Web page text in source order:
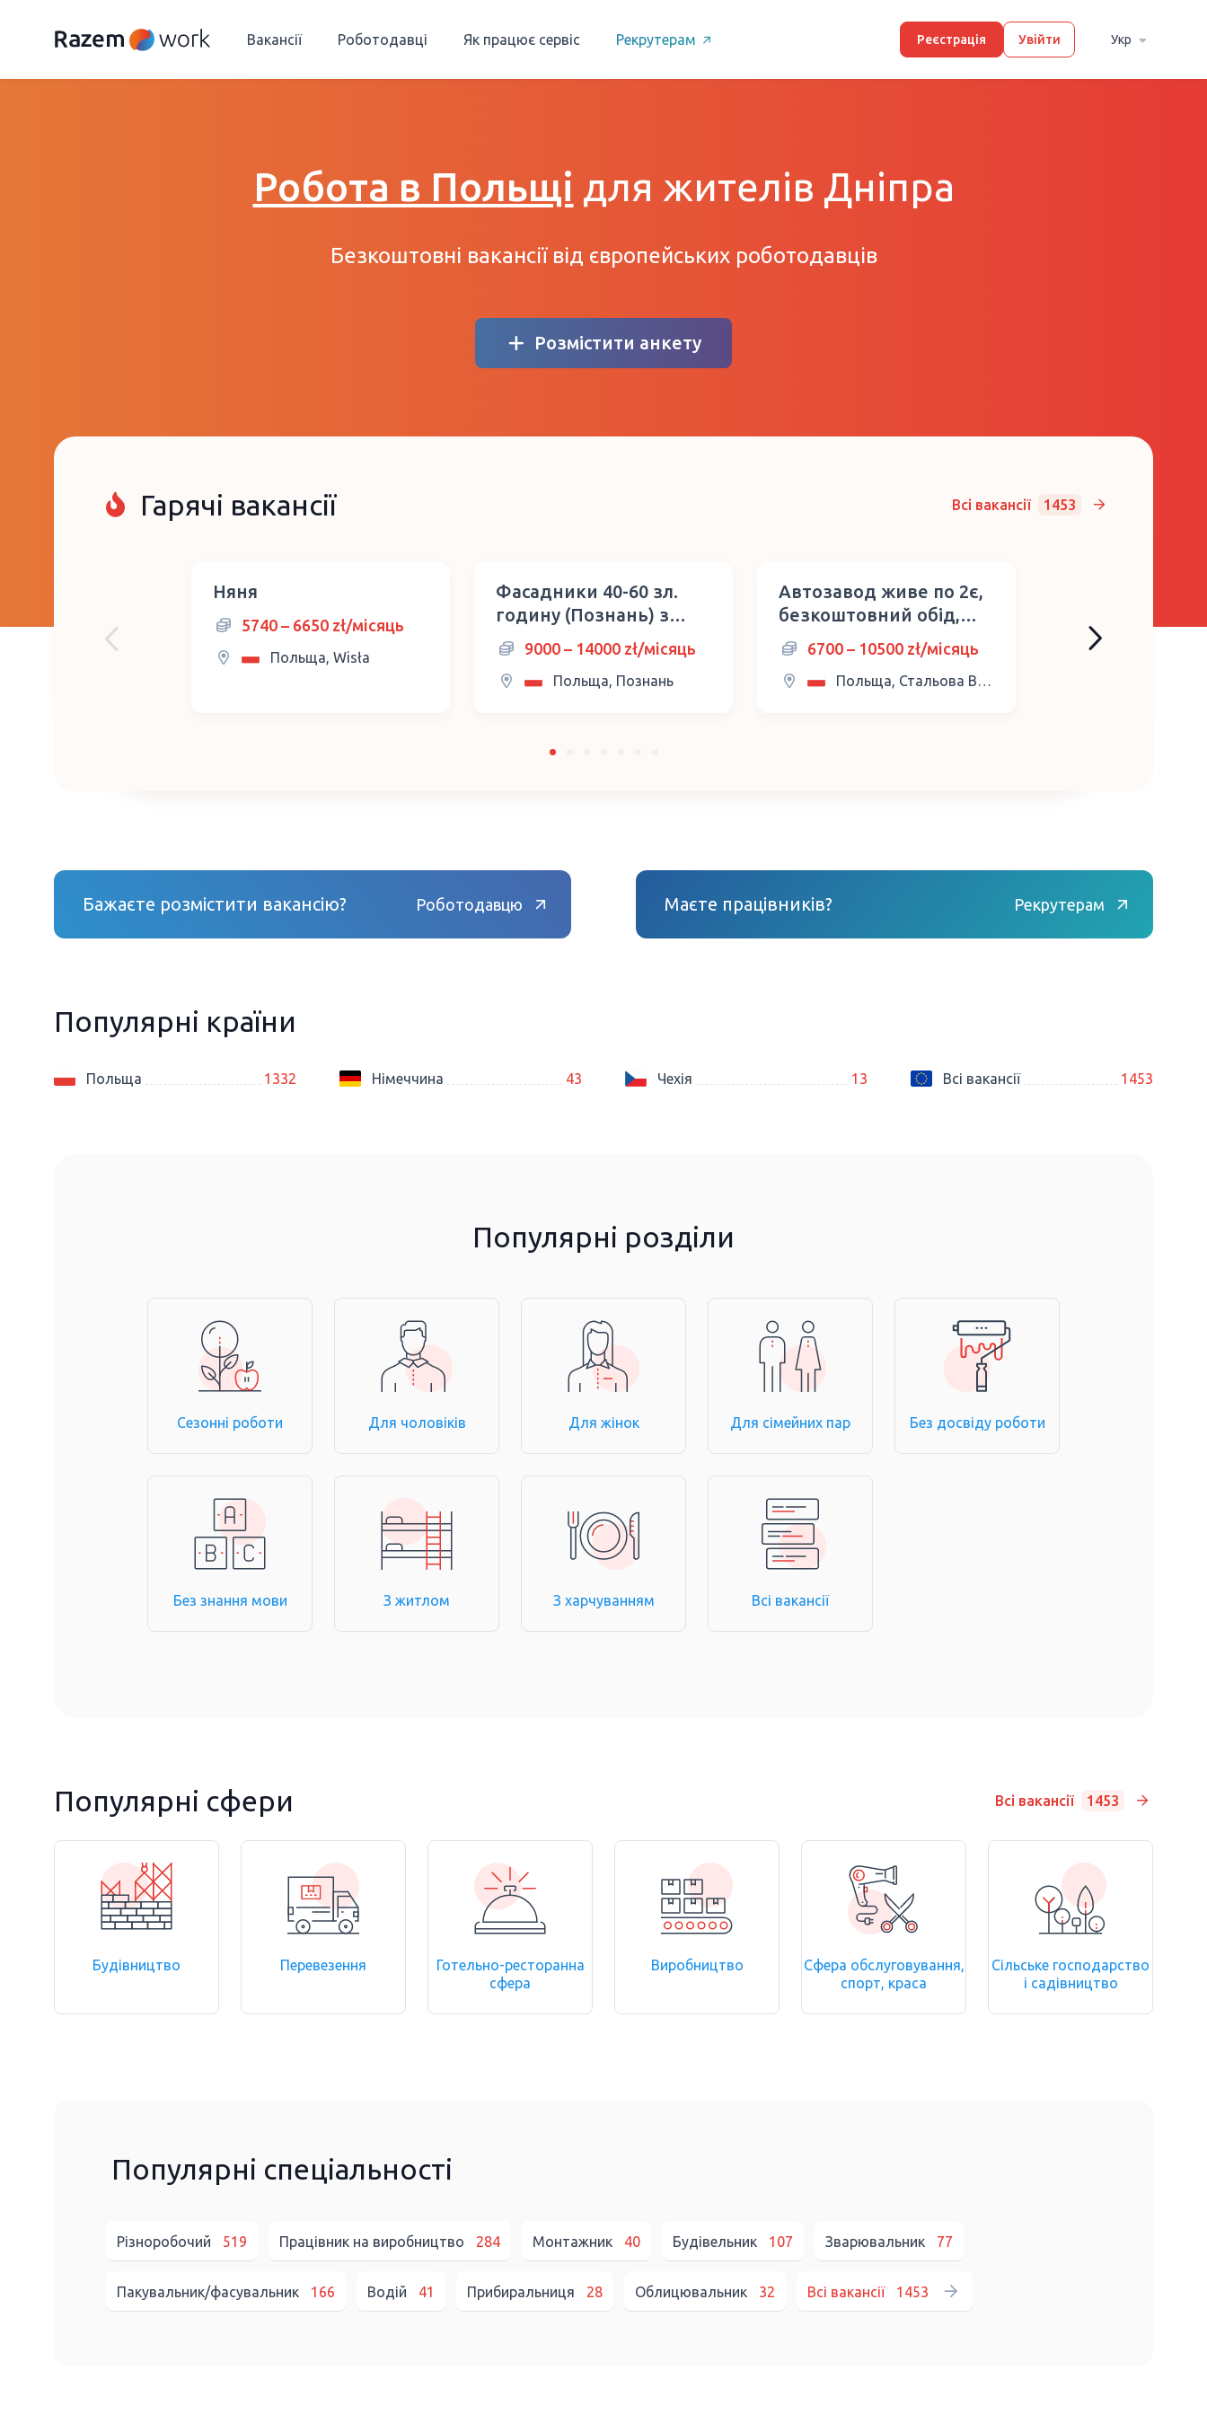
Вакансії Роботодавці Як працює сервіс Рекрутерам Реєстрація Увійти Укр
Робота в Польщі для жителів Дніпра
Безкоштовні вакансії від європейських роботодавців
Розмістити анкету
Гарячі вакансії Всі вакансії 1453
Няня
5740 – 6650 zł/місяць
Польща, Wisła
Фасадники 40-60 зл.
годину (Познань) з
навчанням
9000 – 14000 zł/місяць
Польща, Познань
Автозавод живе по 2є,
безкоштовний обід,
без досвіду та мови
6700 – 10500 zł/місяць
Польща, Стальова Воля
складу25.2 – 32 zł/
Бажаєте розмістити вакансію? Роботодавцю Маєте працівників? Рекрутерам
Популярні країни
Польща 1332 Німеччина 43 Чехія 13 Всі вакансії 1453
Популярні розділи
Сезонні роботи Для чоловіків Для жінок Для сімейних пар Без досвіду роботи
Без знання мови З житлом З харчуванням Всі вакансії
Популярні сфери Всі вакансії 1453
Будівництво Перевезення
Готельно-ресторанна
сфера
Виробництво
Сфера обслуговування,
спорт, краса
Сільське господарство
і садівництво
Популярні спеціальності
Різноробочий 519 Працівник на виробництво 284 Монтажник 40 Будівельник 107 Зварювальник 77
Пакувальник/фасувальник 166 Водій 41 Прибиральниця 28 Облицювальник 32 Всі вакансії 1453